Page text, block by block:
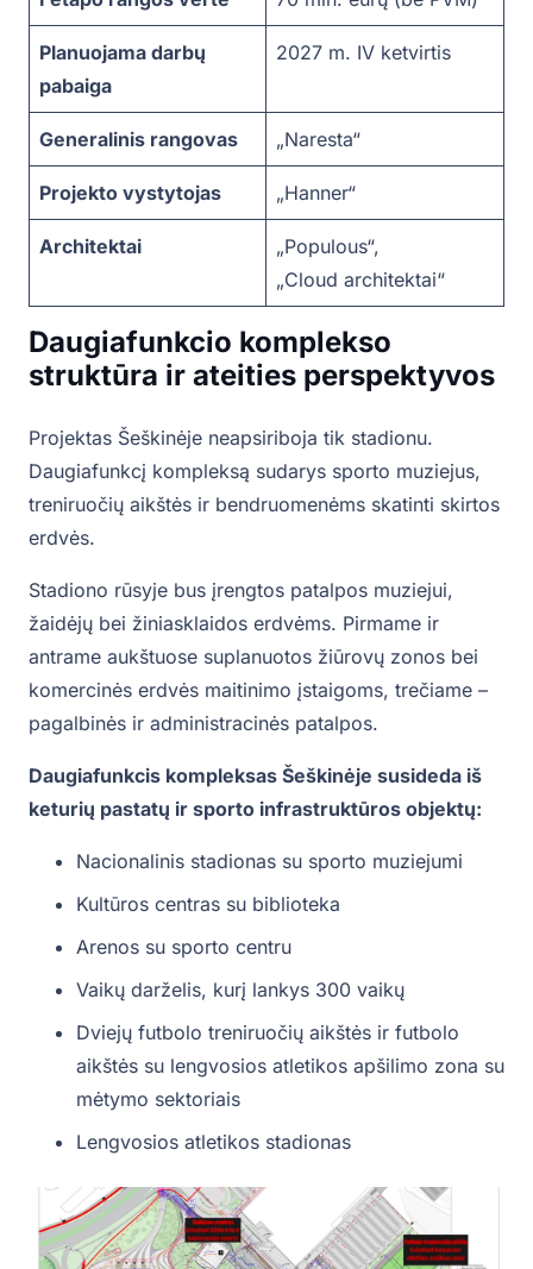
Planuojama darbų
pabaiga
2027 m. IV ketvirtis
Generalinis rangovas „Naresta“
Projekto vystytojas „Hanner“
Architektai
„Populous“,
„Cloud architektai“
Daugiafunkcio komplekso
struktūra ir ateities perspektyvos
Projektas Šeškinėje neapsiriboja tik stadionu.
Daugiafunkcį kompleksą sudarys sporto muziejus,
treniruočių aikštės ir bendruomenėms skatinti skirtos
erdvės.
Stadiono rūsyje bus įrengtos patalpos muziejui,
žaidėjų bei žiniasklaidos erdvėms. Pirmame ir
antrame aukštuose suplanuotos žiūrovų zonos bei
komercinės erdvės maitinimo įstaigoms, trečiame –
pagalbinės ir administracinės patalpos.
Daugiafunkcis kompleksas Šeškinėje susideda iš
keturių pastatų ir sporto infrastruktūros objektų:
Nacionalinis stadionas su sporto muziejumi
Kultūros centras su biblioteka
Arenos su sporto centru
Vaikų darželis, kurį lankys 300 vaikų
Dviejų futbolo treniruočių aikštės ir futbolo
aikštės su lengvosios atletikos apšilimo zona su
mėtymo sektoriais
Lengvosios atletikos stadionas